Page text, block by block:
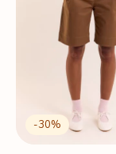
-30%